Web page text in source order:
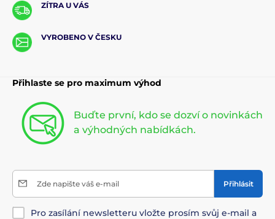
ZÍTRA U VÁS
VYROBENO V ČESKU
Přihlaste se pro maximum výhod
Buďte první, kdo se dozví o novinkách
a výhodných nabídkách.
Zde napište váš e-mail Přihlásit
Pro zasílání newsletteru vložte prosím svůj e-mail a